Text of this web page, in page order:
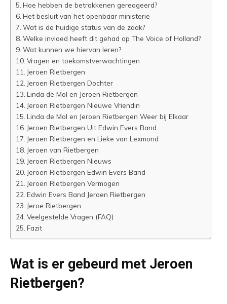
Hoe hebben de betrokkenen gereageerd?
Het besluit van het openbaar ministerie
Wat is de huidige status van de zaak?
Welke invloed heeft dit gehad op The Voice of Holland?
Wat kunnen we hiervan leren?
Vragen en toekomstverwachtingen
Jeroen Rietbergen
Jeroen Rietbergen Dochter
Linda de Mol en Jeroen Rietbergen
Jeroen Rietbergen Nieuwe Vriendin
Linda de Mol en Jeroen Rietbergen Weer bij Elkaar
Jeroen Rietbergen Uit Edwin Evers Band
Jeroen Rietbergen en Lieke van Lexmond
Jeroen van Rietbergen
Jeroen Rietbergen Nieuws
Jeroen Rietbergen Edwin Evers Band
Jeroen Rietbergen Vermogen
Edwin Evers Band Jeroen Rietbergen
Jeroe Rietbergen
Veelgestelde Vragen (FAQ)
Fazit
Wat is er gebeurd met Jeroen
Rietbergen?